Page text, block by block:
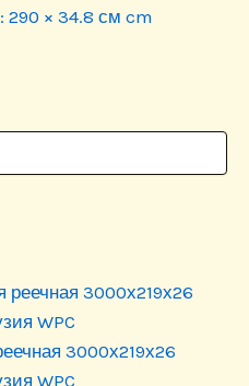
290 × 34.8 см cm
3000х219х26
WPC